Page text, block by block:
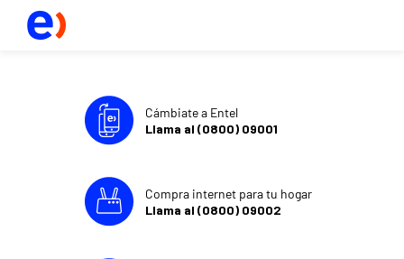
Cámbiate a Entel
Llama al (0800) 09001
Compra internet para tu hogar
Llama al (0800) 09002